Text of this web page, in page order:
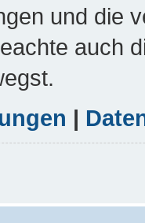
und die
auch
|